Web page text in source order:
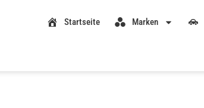
Startseite Marken